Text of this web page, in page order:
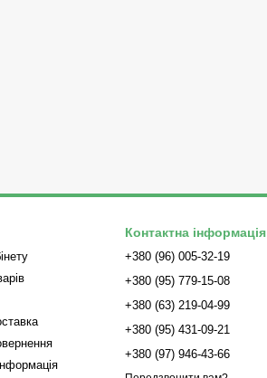
Контактна інформація
+380 (96) 005-32-19
+380 (95) 779-15-08
+380 (63) 219-04-99
+380 (95) 431-09-21
+380 (97) 946-43-66